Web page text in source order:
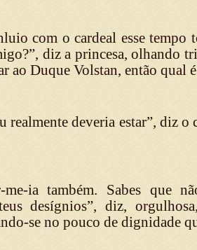
com o cardeal esse tempo
diz a princesa, olhando
ao Duque Volstan, então qual
realmente deveria estar”, diz
me-ia também. Sabes que
desígnios”, diz,
se no pouco de dignidade